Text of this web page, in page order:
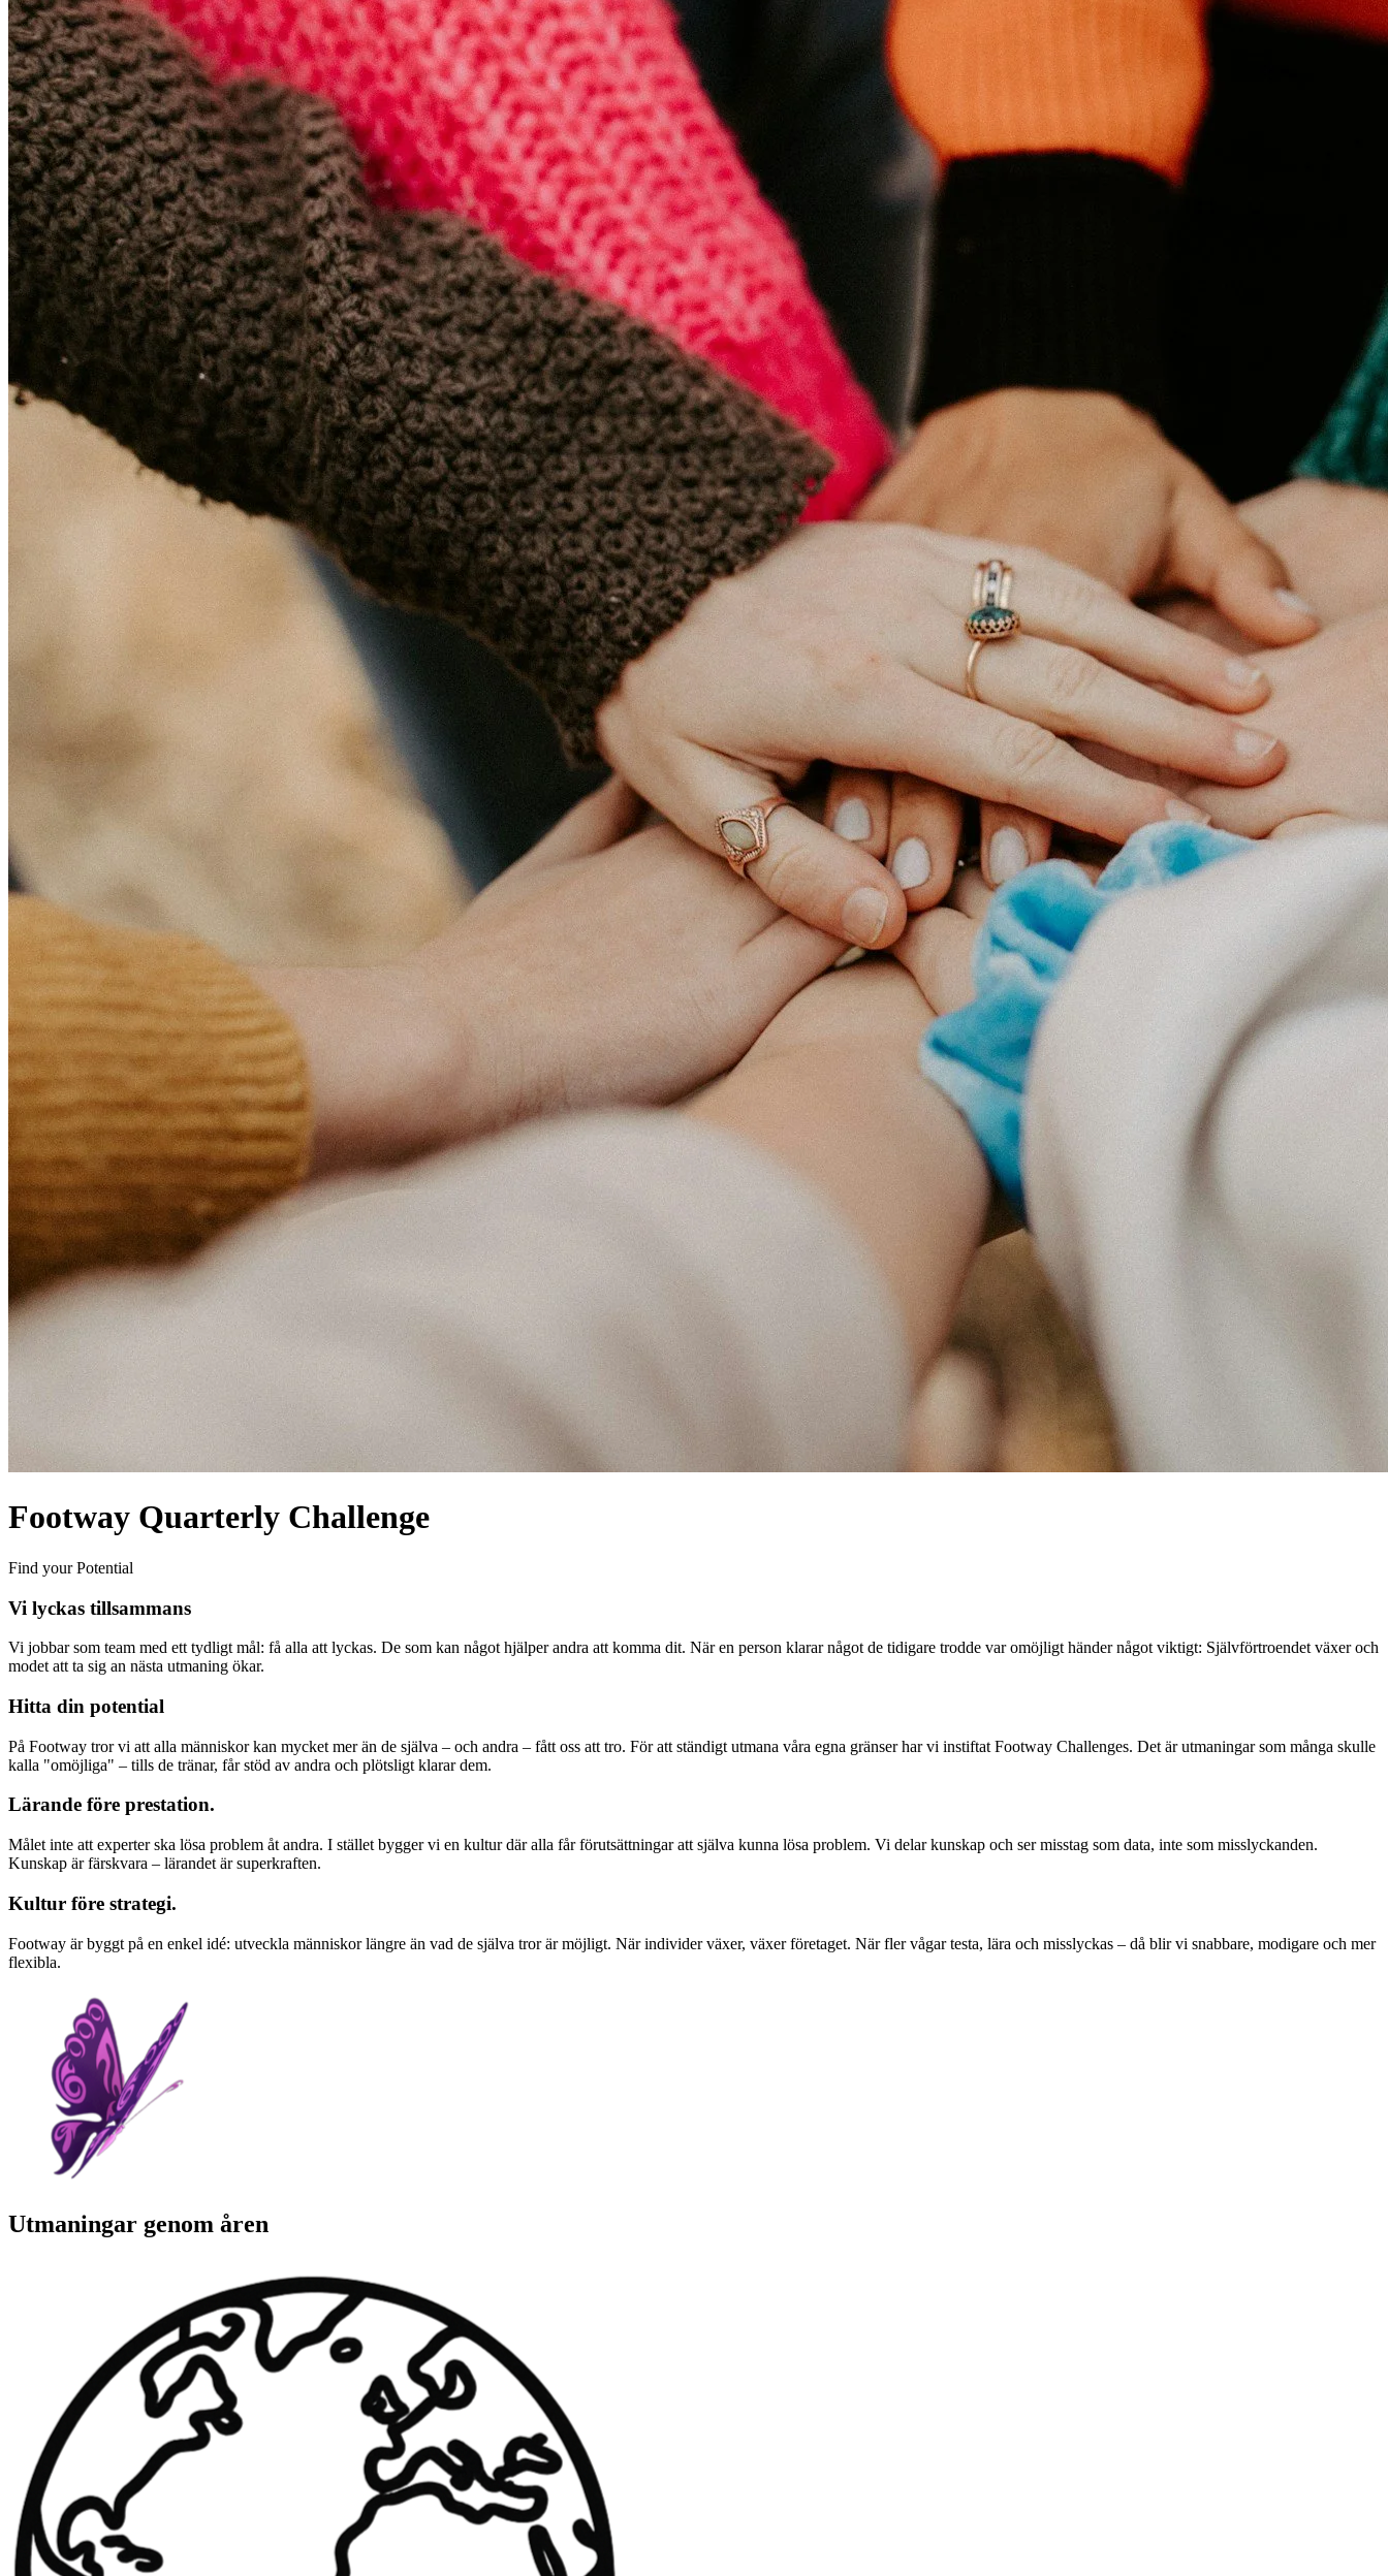
Footway Quarterly Challenge
Find your Potential
Vi lyckas tillsammans
Vi jobbar som team med ett tydligt mål: få alla att lyckas. De som kan något hjälper andra att komma dit. När en person klarar något de tidigare trodde var omöjligt händer något viktigt: Självförtroendet växer och
modet att ta sig an nästa utmaning ökar.
Hitta din potential
På Footway tror vi att alla människor kan mycket mer än de själva – och andra – fått oss att tro. För att ständigt utmana våra egna gränser har vi instiftat Footway Challenges. Det är utmaningar som många skulle
kalla "omöjliga" – tills de tränar, får stöd av andra och plötsligt klarar dem.
Lärande före prestation.
Målet inte att experter ska lösa problem åt andra. I stället bygger vi en kultur där alla får förutsättningar att själva kunna lösa problem. Vi delar kunskap och ser misstag som data, inte som misslyckanden.
Kunskap är färskvara – lärandet är superkraften.
Kultur före strategi.
Footway är byggt på en enkel idé: utveckla människor längre än vad de själva tror är möjligt. När individer växer, växer företaget. När fler vågar testa, lära och misslyckas – då blir vi snabbare, modigare och mer
flexibla.
Utmaningar genom åren